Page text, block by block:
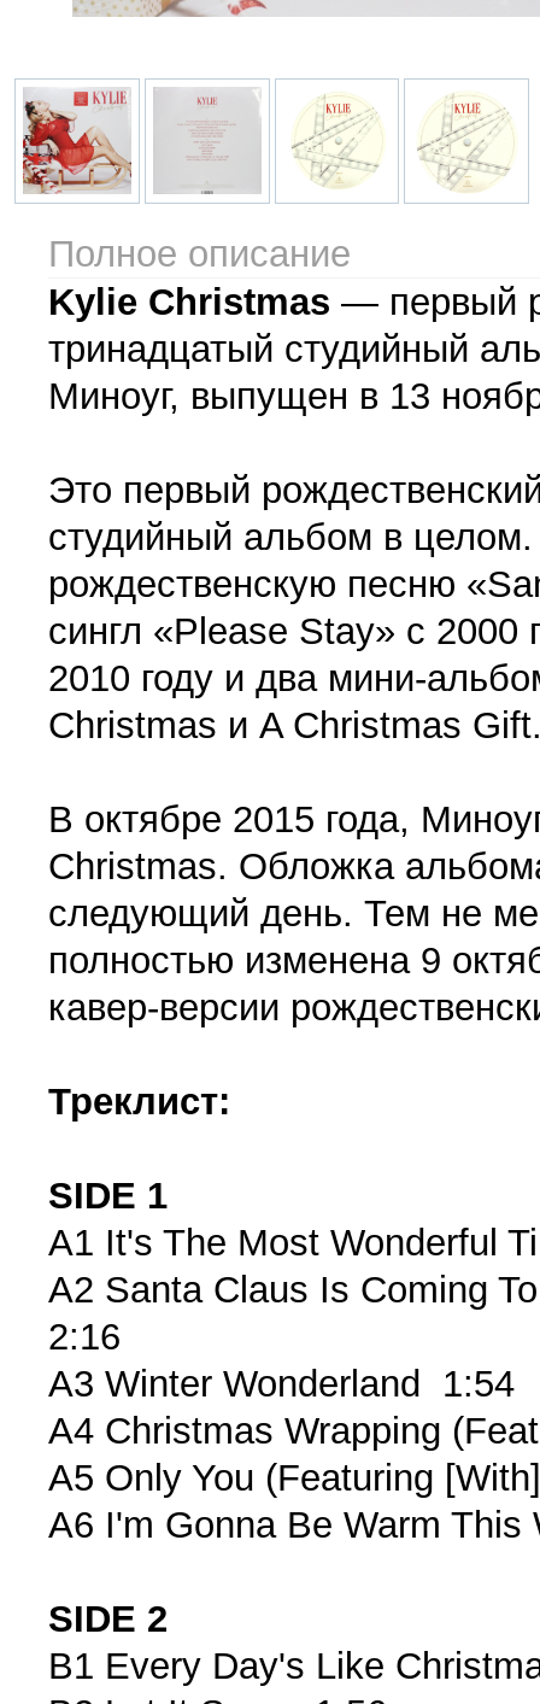
Полное описание
Kylie Christmas — первый
тринадцатый студийный
Миноуг, выпущен в 13
Это первый
студийный альбом в
рождественскую песню
сингл «Please Stay» с 2000
2010 году и два мини-
Christmas и A Christmas
В октябре 2015 года,
Christmas. Обложка
следующий день. Тем не
полностью изменена 9
кавер-версии
Треклист:
SIDE 1
A1 It's The Most Wonderful
A2 Santa Claus Is Coming
2:16
A3 Winter Wonderland 1:54
A4 Christmas Wrapping
A5 Only You (Featuring
A6 I'm Gonna Be Warm
SIDE 2
B1 Every Day's Like